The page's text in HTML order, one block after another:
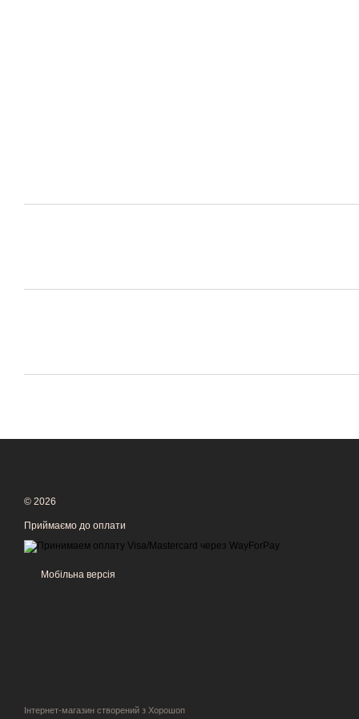
© 2026
Приймаємо до оплати
Мобільна версія
Інтернет-магазин створений з Хорошоп